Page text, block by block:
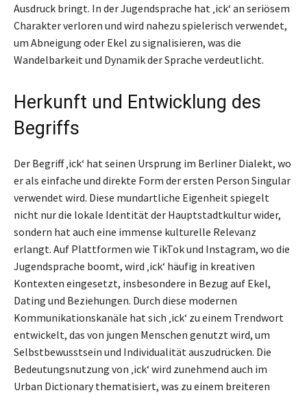
Ausdruck bringt. In der Jugendsprache hat ‚ick‘ an seriösem
Charakter verloren und wird nahezu spielerisch verwendet,
um Abneigung oder Ekel zu signalisieren, was die
Wandelbarkeit und Dynamik der Sprache verdeutlicht.
Herkunft und Entwicklung des
Begriffs
Der Begriff ‚ick‘ hat seinen Ursprung im Berliner Dialekt, wo
er als einfache und direkte Form der ersten Person Singular
verwendet wird. Diese mundartliche Eigenheit spiegelt
nicht nur die lokale Identität der Hauptstadtkultur wider,
sondern hat auch eine immense kulturelle Relevanz
erlangt. Auf Plattformen wie TikTok und Instagram, wo die
Jugendsprache boomt, wird ‚ick‘ häufig in kreativen
Kontexten eingesetzt, insbesondere in Bezug auf Ekel,
Dating und Beziehungen. Durch diese modernen
Kommunikationskanäle hat sich ‚ick‘ zu einem Trendwort
entwickelt, das von jungen Menschen genutzt wird, um
Selbstbewusstsein und Individualität auszudrücken. Die
Bedeutungsnutzung von ‚ick‘ wird zunehmend auch im
Urban Dictionary thematisiert, was zu einem breiteren